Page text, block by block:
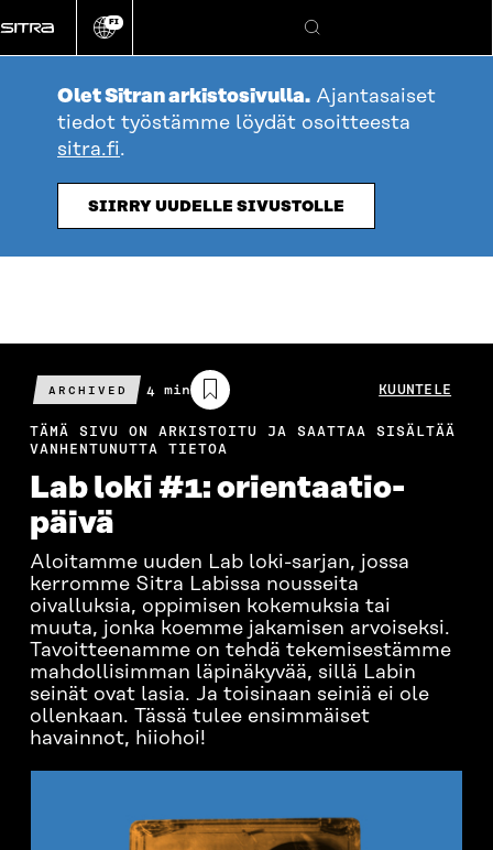
suoraan
sisältöön
Vaihda
kieli
FI
Hae
Olet Sitran arkistosivulla. Ajantasaiset
tiedot työstämme löydät osoitteesta
sitra.fi.
SIIRRY UUDELLE SIVUSTOLLE
ARCHIVED
Arvioitu
lukuaika
4 min KUUNTELE
TÄMÄ SIVU ON ARKISTOITU JA SAATTAA SISÄLTÄÄ
VANHENTUNUTTA TIETOA
Lab loki #1: orientaatio­
päivä
Aloitamme uuden Lab loki-sarjan, jossa
kerromme Sitra Labissa nousseita
oivalluksia, oppimisen kokemuksia tai
muuta, jonka koemme jakamisen arvoiseksi.
Tavoitteenamme on tehdä tekemisestämme
mahdollisimman läpinäkyvää, sillä Labin
seinät ovat lasia. Ja toisinaan seiniä ei ole
ollenkaan. Tässä tulee ensimmäiset
havainnot, hiiohoi!